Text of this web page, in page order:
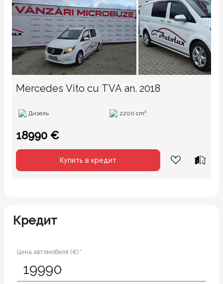
Mercedes Vito cu TVA an. 2018
Дизель 2200 cm³
18990 €
Купить в кредит
Кредит
Цена автомобиля (€) *